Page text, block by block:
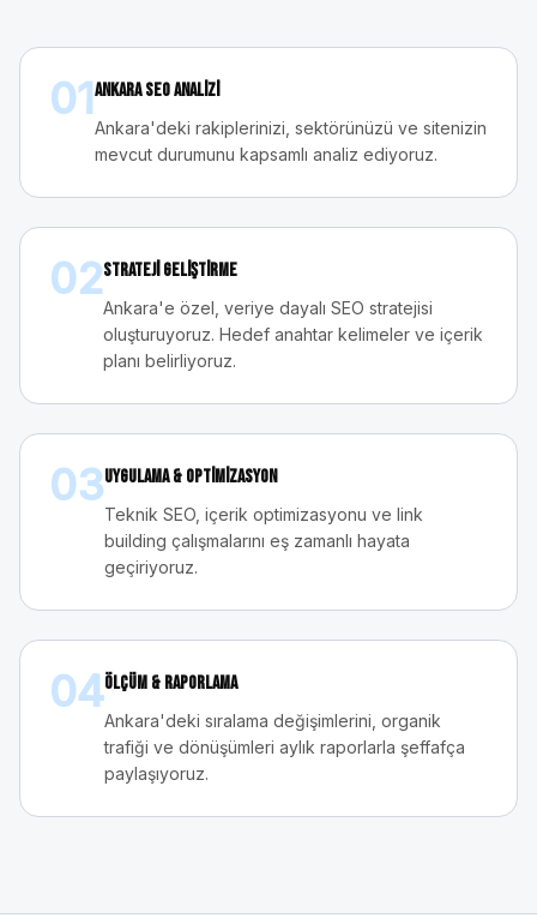
01Ankara SEO Analizi
Ankara'deki rakiplerinizi, sektörünüzü ve sitenizin
mevcut durumunu kapsamlı analiz ediyoruz.
02Strateji Geliştirme
Ankara'e özel, veriye dayalı SEO stratejisi
oluşturuyoruz. Hedef anahtar kelimeler ve içerik
planı belirliyoruz.
03Uygulama & Optimizasyon
Teknik SEO, içerik optimizasyonu ve link
building çalışmalarını eş zamanlı hayata
geçiriyoruz.
04Ölçüm & Raporlama
Ankara'deki sıralama değişimlerini, organik
trafiği ve dönüşümleri aylık raporlarla şeffafça
paylaşıyoruz.